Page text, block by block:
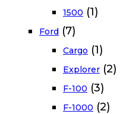
1500 (1)
Ford (7)
Cargo (1)
Explorer (2)
F-100 (3)
F-1000 (2)